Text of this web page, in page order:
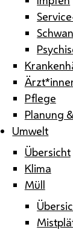
Pflege
Planung
Umwelt
Übersicht
Klima
Müll